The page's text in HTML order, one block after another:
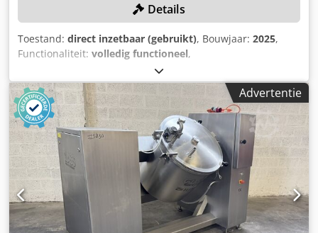
Details
Toestand: direct inzetbaar (gebruikt), Bouwjaar: 2025,
Functionaliteit: volledig functioneel,
B6000-17,5/20-4399.1
lengte:3.885 mm, totale breedte:1.820 mm, totale hoogte:
2.240 mm , vermogen:10,4 kW (14,14 pk)
, tankinhoud:
6.000 l, Geen minimale prijs – gegarandeerde verkoop
tegen het hoogste bod! De nieuwprijs van de machine
bedroeg 150.000 euro, exclusief btw! TECHNISCHE
GEGEVENS Chsdpfx Ajzkgbtjcwoa Totale inhoud: 6.000 l
Diameter reinigingsopening: 200 mm MACHINEGEGEVENS
Vermogen: 10,4 kW Afmetingen en gewicht Afmetingen (l x
b x h): 3.885 x 1.820 x 2.240 mm Totaalgewicht: 4.240 kg
UITRUSTING Zachte ribben voor vacuümtrommel type
Advertentie